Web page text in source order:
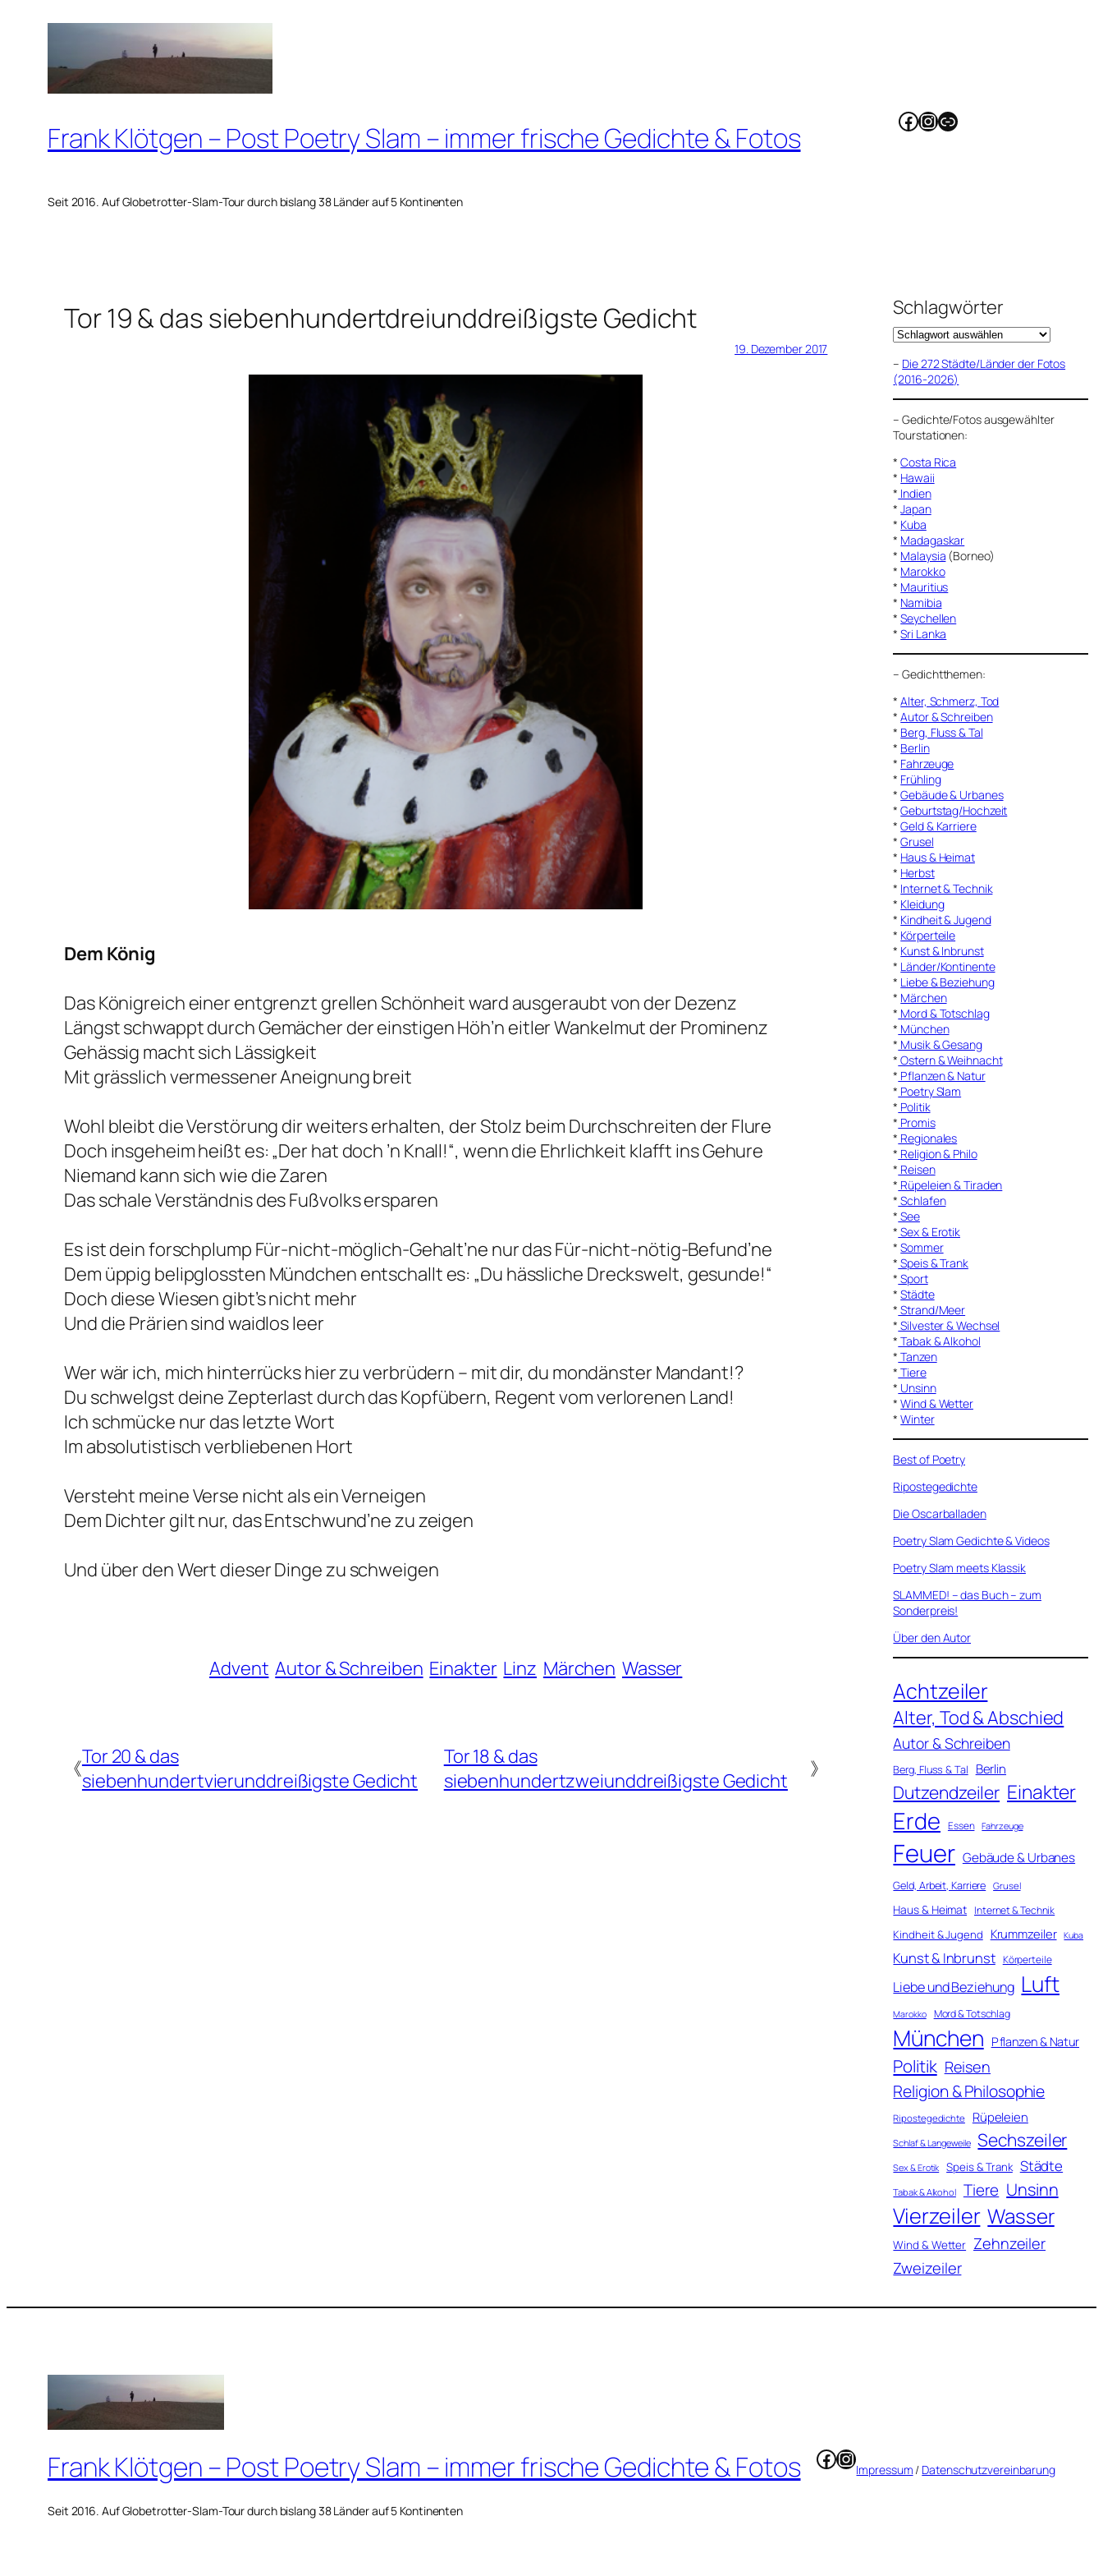
springen
Frank Klötgen – Post Poetry Slam – immer frische Gedichte & Fotos
Seit 2016. Auf Globetrotter-Slam-Tour durch bislang 38 Länder auf 5 Kontinenten
Facebook
Instagram
Link
Tor 19 & das siebenhundertdreiunddreißigste Gedicht
19. Dezember 2017
Dem König
Das Königreich einer entgrenzt grellen Schönheit ward ausgeraubt von der Dezenz
Längst schwappt durch Gemächer der einstigen Höh’n eitler Wankelmut der Prominenz
Gehässig macht sich Lässigkeit
Mit grässlich vermessener Aneignung breit
Wohl bleibt die Verstörung dir weiters erhalten, der Stolz beim Durchschreiten der Flure
Doch insgeheim heißt es: „Der hat doch ’n Knall!“, wenn die Ehrlichkeit klafft ins Gehure
Niemand kann sich wie die Zaren
Das schale Verständnis des Fußvolks ersparen
Es ist dein forschplump Für-nicht-möglich-Gehalt’ne nur das Für-nicht-nötig-Befund’ne
Dem üppig belipglossten Mündchen entschallt es: „Du hässliche Dreckswelt, gesunde!“
Doch diese Wiesen gibt’s nicht mehr
Und die Prärien sind waidlos leer
Wer wär ich, mich hinterrücks hier zu verbrüdern – mit dir, du mondänster Mandant!?
Du schwelgst deine Zepterlast durch das Kopfübern, Regent vom verlorenen Land!
Ich schmücke nur das letzte Wort
Im absolutistisch verbliebenen Hort
Versteht meine Verse nicht als ein Verneigen
Dem Dichter gilt nur, das Entschwund’ne zu zeigen
Und über den Wert dieser Dinge zu schweigen
Advent Autor & Schreiben Einakter Linz Märchen Wasser
《Tor 20 & das
siebenhundertvierunddreißigste Gedicht
Tor 18 & das
siebenhundertzweiunddreißigste Gedicht
》
Schlagwörter
– Die 272 Städte/Länder der Fotos
(2016-2026)
–Gedichte/Fotos ausgewählter
Tourstationen:
*Costa Rica
* Hawaii
* Indien
*Japan
* Kuba
* Madagaskar
* Malaysia (Borneo)
* Marokko
* Mauritius
* Namibia
*Seychellen
*Sri Lanka
–Gedichtthemen:
*Alter, Schmerz, Tod
*Autor & Schreiben
* Berg, Fluss & Tal
* Berlin
* Fahrzeuge
* Frühling
*Gebäude & Urbanes
*Geburtstag/Hochzeit
*Geld & Karriere
*Grusel
* Haus & Heimat
* Herbst
* Internet & Technik
* Kleidung
* Kindheit & Jugend
* Körperteile
* Kunst & Inbrunst
* Länder/Kontinente
* Liebe & Beziehung
* Märchen
* Mord & Totschlag
* München
* Musik & Gesang
* Ostern & Weihnacht
* Pflanzen & Natur
* Poetry Slam
* Politik
* Promis
* Regionales
* Religion & Philo
* Reisen
* Rüpeleien & Tiraden
* Schlafen
* See
* Sex & Erotik
*Sommer
* Speis & Trank
* Sport
*Städte
* Strand/Meer
* Silvester & Wechsel
* Tabak & Alkohol
* Tanzen
* Tiere
* Unsinn
*Wind & Wetter
*Winter
Best of Poetry
Ripostegedichte
Die Oscarballaden
Poetry Slam Gedichte & Videos
Poetry Slam meets Klassik
SLAMMED! – das Buch – zum
Sonderpreis!
Über den Autor
Achtzeiler
Alter, Tod & Abschied
Autor & Schreiben
Berg, Fluss & Tal Berlin
Dutzendzeiler Einakter
Erde Essen Fahrzeuge
Feuer Gebäude & Urbanes
Geld, Arbeit, Karriere Grusel
Haus & Heimat Internet & Technik
Kindheit & Jugend Krummzeiler Kuba
Kunst & Inbrunst Körperteile
Liebe und Beziehung Luft
Marokko Mord & Totschlag
München Pflanzen & Natur
Politik Reisen
Religion & Philosophie
Ripostegedichte Rüpeleien
Schlaf & Langeweile Sechszeiler
Sex & Erotik Speis & Trank Städte
Tabak & Alkohol Tiere Unsinn
Vierzeiler Wasser
Wind & Wetter Zehnzeiler
Zweizeiler
Frank Klötgen – Post Poetry Slam – immer frische Gedichte & Fotos
Seit 2016. Auf Globetrotter-Slam-Tour durch bislang 38 Länder auf 5 Kontinenten
Facebook
Instagram
Impressum / Datenschutzvereinbarung